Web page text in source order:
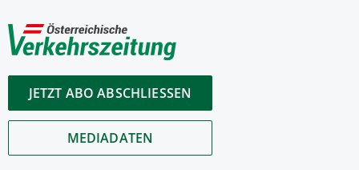
JETZT ABO ABSCHLIESSEN
MEDIADATEN